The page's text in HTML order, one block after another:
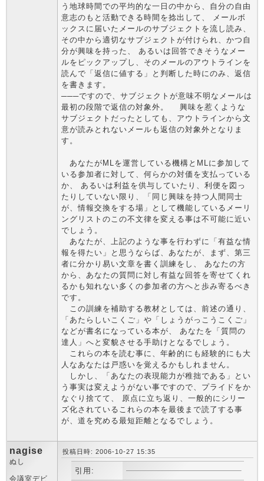
う地球時間での平均的な一日の中から、自分の自由
意志のもと活動できる時間を捻出して、 メールボ
ックスに届いたメールのサブジェクトを流し読み、
その中から適切なサブジェクトが付けられ、かつ自
分が興味を持った、 あるいは回答できそうなメー
ルをピックアップし、そのメールのアウトラインを
読んで「返信に値する」と判断した時にのみ、返信
を書きます。
───ですので、サブジェクトが意味不明なメールは
最初の段階で返信の対象外。 興味を惹くような
サブジェクトだったとしても、アウトラインから文
意が読みとれないメールも返信の対象外となりま
す。
あなたがMLを運営している機構とMLに参加して
いる参加者に対して、何らかの対価を支払っている
か、 あるいは利益を供与していたり、利便を図っ
たりしていない限り、「同じ興味を持つ人間同士
が、情報交換をする場」として機能しているメーリ
ングリストのこの不文律を変える事は不可能に近い
でしょう。
あなたが、上記のような事を行わずに「有益な情
報を得たい」と思うならば、あなたが、まず、第三
者に分かり易い文章を書く訓練をし、 あなたの方
から、あなたの質問に対し有益な回答を寄せてくれ
るかも知れない多くの参加者の方へと歩み寄るべき
です。
この訓練を補助する教材としては、前述の通り、
「あたらしいこくご」や「しょうがっこうこくご」
などが書名になっている本が、 あなたを「質問の
達人」へと変貌させる手助けとなるでしょう。
これらの本を読む事に、年齢的にも経験的にも大
人なあなたは戸惑いを覚えるかもしれません。
しかし、「あなたの表現能力が稚拙である」とい
う事実は変えようがない事ですので、プライドをか
なぐり捨てて、 原点に立ち返り、一般的にシリー
ズ化されているこれらの本を最後まで読了する事
が、道を究める最短距離となるでしょう。
nagise
ぬし
会議室デビ
投稿日時: 2006-10-27 15:35
引用: